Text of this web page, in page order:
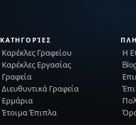
ΚΑΤΗΓΟΡΊΕΣ
Καρέκλες Γραφείου
Καρέκλες Εργασίας
Γραφεία
Διευθυντικά Γραφεία
Ερμάρια
Έτοιμα Έπιπλα
Η